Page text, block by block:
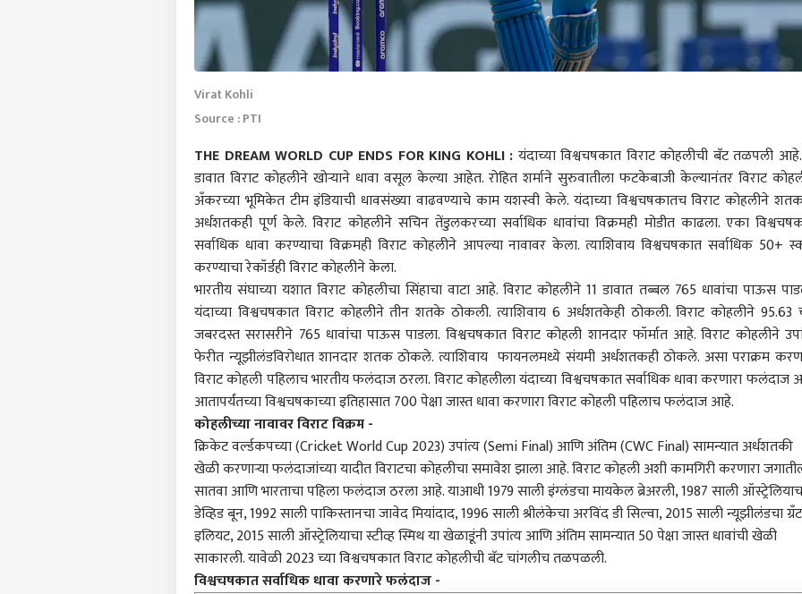
Virat Kohli
Source : PTI
THE DREAM WORLD CUP ENDS FOR KING KOHLI : यंदाच्या विश्वचषकात विराट कोहलीची बॅट तळपली
डावात विराट कोहलीने खोऱ्याने धावा वसूल केल्या आहेत. रोहित शर्माने सुरुवातीला फटकेबाजी केल्यानंतर विराट
अँकरच्या भूमिकेत टीम इंडियाची धावसंख्या वाढवण्याचे काम यशस्वी केले. यंदाच्या विश्वचषकातच विराट कोहलीने
अर्धशतकही पूर्ण केले. विराट कोहलीने सचिन तेंडुलकरच्या सर्वाधिक धावांचा विक्रमही मोडीत काढला. एका
सर्वाधिक धावा करण्याचा विक्रमही विराट कोहलीने आपल्या नावावर केला. त्याशिवाय विश्वचषकात सर्वाधिक 50+
करण्याचा रेकॉर्डही विराट कोहलीने केला.
भारतीय संघाच्या यशात विराट कोहलीचा सिंहाचा वाटा आहे. विराट कोहलीने 11 डावात तब्बल 765 धावांचा पाऊस
यंदाच्या विश्वचषकात विराट कोहलीने तीन शतके ठोकली. त्याशिवाय 6 अर्धशतकेही ठोकली. विराट कोहलीने 95.63
जबरदस्त सरासरीने 765 धावांचा पाऊस पाडला. विश्वचषकात विराट कोहली शानदार फॉर्मात आहे. विराट कोहलीने
फेरीत न्यूझीलंडविरोधात शानदार शतक ठोकले. त्याशिवाय फायनलमध्ये संयमी अर्धशतकही ठोकले. असा पराक्रम
विराट कोहली पहिलाच भारतीय फलंदाज ठरला. विराट कोहलीला यंदाच्या विश्वचषकात सर्वाधिक धावा करणारा फलंदाज
आतापर्यंतच्या विश्वचषकाच्या इतिहासात 700 पेक्षा जास्त धावा करणारा विराट कोहली पहिलाच फलंदाज आहे.
कोहलीच्या नावावर विराट विक्रम -
क्रिकेट वर्ल्डकपच्या (Cricket World Cup 2023) उपांत्य (Semi Final) आणि अंतिम (CWC Final) सामन्यात अर्धशतकी
खेळी करणाऱ्या फलंदाजांच्या यादीत विराटचा कोहलीचा समावेश झाला आहे. विराट कोहली अशी कामगिरी करणारा
सातवा आणि भारताचा पहिला फलंदाज ठरला आहे. याआधी 1979 साली इंग्लंडचा मायकेल ब्रेअरली, 1987 साली
डेव्हिड बून, 1992 साली पाकिस्तानचा जावेद मियांदाद, 1996 साली श्रीलंकेचा अरविंद डी सिल्वा, 2015 साली न्यूझीलंडचा ग्रँट
इलियट, 2015 साली ऑस्ट्रेलियाचा स्टीव्ह स्मिथ या खेळाडूंनी उपांत्य आणि अंतिम सामन्यात 50 पेक्षा जास्त धावांची खेळी
साकारली. यावेळी 2023 च्या विश्वचषकात विराट कोहलीची बॅट चांगलीच तळपळली.
विश्वचषकात सर्वाधिक धावा करणारे फलंदाज -
हॅलो गेस्ट
पर्सनल कॉर्नर
टॉप आर्टिकल टॉप रील्स